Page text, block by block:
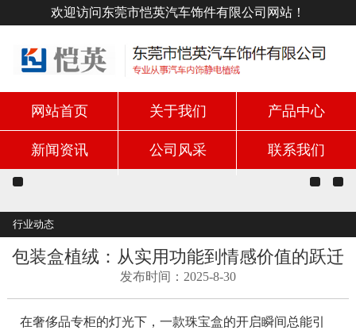
欢迎访问东莞市恺英汽车饰件有限公司网站！
网站首页 关于我们 产品中心
新闻资讯 公司风采 联系我们
行业动态
包装盒植绒：从实用功能到情感价值的跃迁
发布时间：2025-8-30
在奢侈品专柜的灯光下，一款珠宝盒的开启瞬间总能引